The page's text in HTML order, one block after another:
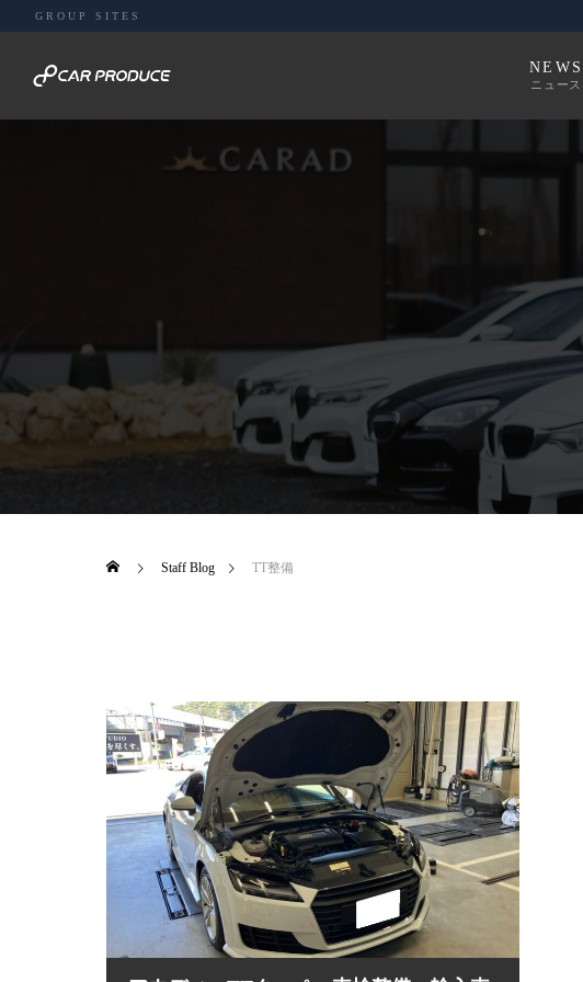
GROUP SITES
NEWS
ニュース
Staff Blog TT整備